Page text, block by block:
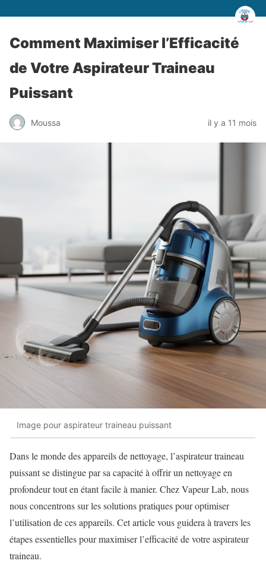
Comment Maximiser l’Efficacité
de Votre Aspirateur Traineau
Puissant
Moussa il y a 11 mois
Image pour aspirateur traineau puissant
Dans le monde des appareils de nettoyage, l’aspirateur traineau
puissant se distingue par sa capacité à offrir un nettoyage en
profondeur tout en étant facile à manier. Chez Vapeur Lab, nous
nous concentrons sur les solutions pratiques pour optimiser
l’utilisation de ces appareils. Cet article vous guidera à travers les
étapes essentielles pour maximiser l’efficacité de votre aspirateur
traineau.